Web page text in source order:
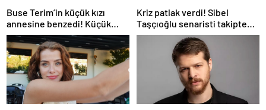
Buse Terim’in küçük kızı
annesine benzedi! Küçük
Naz’ın son haline yorum yağdı
Kriz patlak verdi! Sibel
Taşçıoğlu senaristi takipten
çıktı